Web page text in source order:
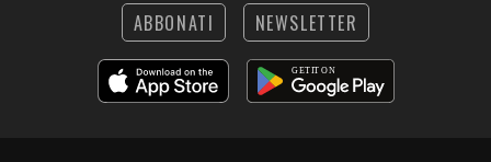
ABBONATI NEWSLETTER